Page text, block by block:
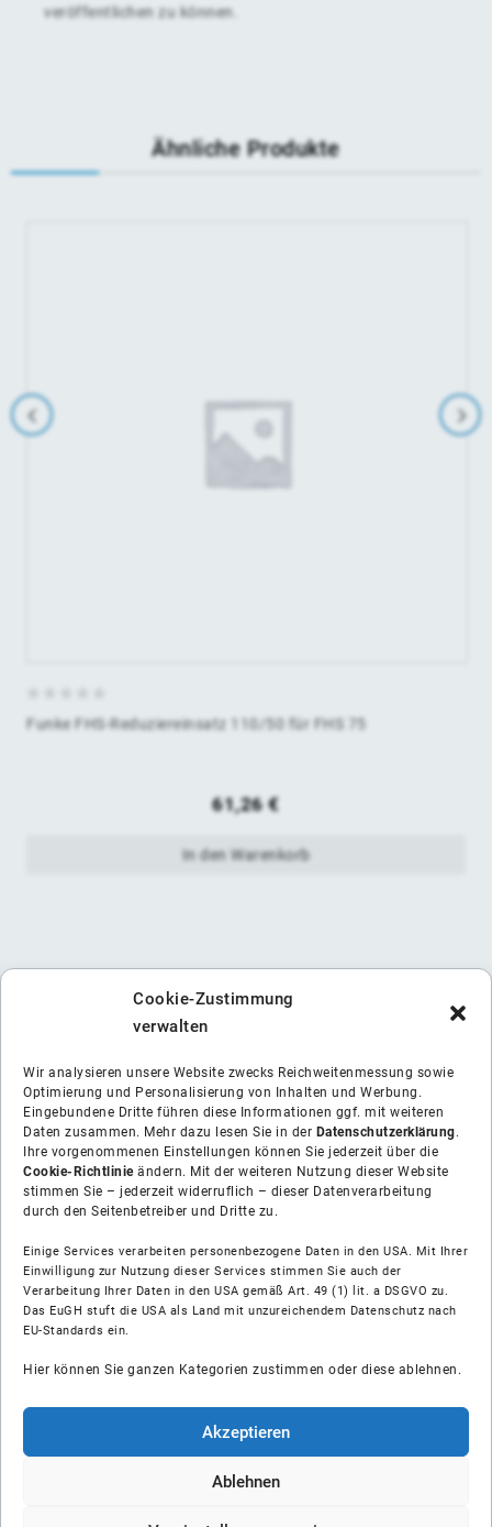
Cookie-Zustimmung
verwalten
Wir analysieren unsere Website zwecks Reichweitenmessung sowie
Optimierung und Personalisierung von Inhalten und Werbung.
Eingebundene Dritte führen diese Informationen ggf. mit weiteren
Daten zusammen. Mehr dazu lesen Sie in der Datenschutzerklärung.
Ihre vorgenommenen Einstellungen können Sie jederzeit über die
Cookie-Richtlinieändern. Mit der weiteren Nutzung dieser Website
stimmen Sie – jederzeit widerruflich – dieser Datenverarbeitung
durch den Seitenbetreiber und Dritte zu.
Einige Services verarbeiten personenbezogene Daten in den USA. Mit Ihrer
Einwilligung zur Nutzung dieser Services stimmen Sie auch der
Verarbeitung Ihrer Daten in den USA gemäß Art. 49 (1) lit. a DSGVO zu.
Das EuGH stuft die USA als Land mit unzureichendem Datenschutz nach
EU-Standards ein.
Hier können Sie ganzen Kategorien zustimmen oder diese ablehnen.
Akzeptieren
Ablehnen
veröffentlichen zu können.
Ähnliche Produkte
Funke FHS-Reduziereinsatz 110/50 für FHS 75
61,26€
In den Warenkorb
Über uns
Soziale Medien